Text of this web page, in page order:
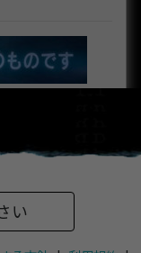
い